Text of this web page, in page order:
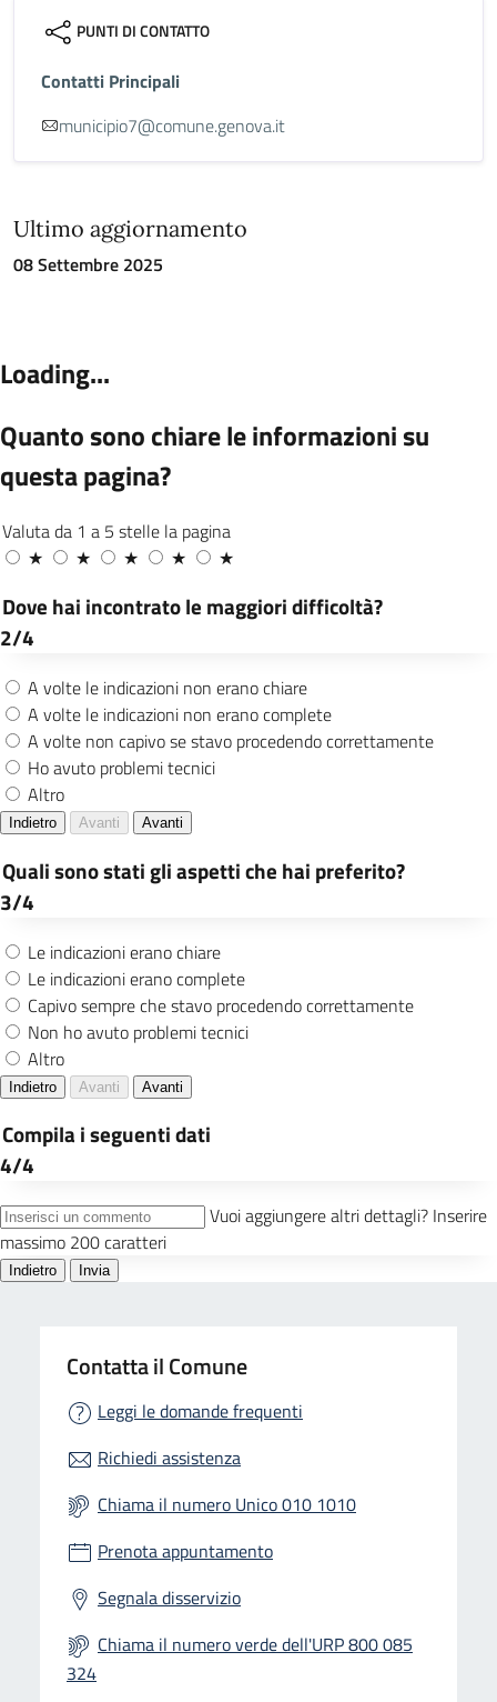
PUNTI DI CONTATTO
Contatti Principali
municipio7@comune.genova.it
Ultimo aggiornamento
08 Settembre 2025
Contatta il Comune
Leggi le domande frequenti
Richiedi assistenza
Chiama il numero Unico 010 1010
Prenota appuntamento
Segnala disservizio
Chiama il numero verde dell'URP 800 085
324